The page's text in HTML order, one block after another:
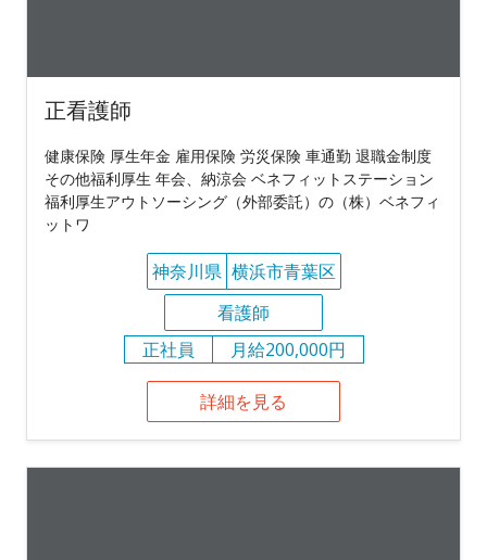
正看護師
健康保険 厚生年金 雇用保険 労災保険 車通勤 退職金制度
その他福利厚生 年会、納涼会 ベネフィットステーション
福利厚生アウトソーシング（外部委託）の（株）ベネフィ
ットワ
神奈川県 横浜市青葉区
看護師
正社員
月給200,000円
詳細を見る